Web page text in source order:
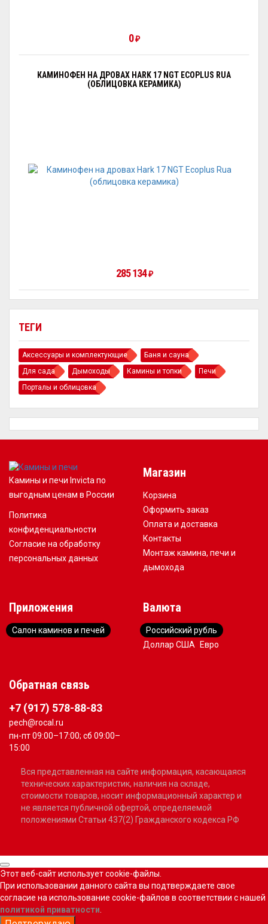
ТЕГИ
Аксессуары и комплектующие
Баня и сауна
Для сада
Дымоходы Камины и топки
Печи
Порталы и облицовка
0₽
КАМИНОФЕН НА ДРОВАХ HARK 17 NGT ECOPLUS RUA
(ОБЛИЦОВКА КЕРАМИКА)
285 134₽
Камины и печи Invicta по
выгодным ценам в России
Политика
конфиденциальности
Согласие на обработку
персональных данных
Магазин
Корзина
Оформить заказ
Оплата и доставка
Контакты
Монтаж камина, печи и
дымохода
Приложения
Салон каминов и печей
Валюта
Российский рубль
Доллар США
Евро
Обратная связь
+7 (917) 578-88-83
pech@rocal.ru
пн-пт 09:00–17:00; сб 09:00–
15:00
Вся представленная на сайте информация, касающаяся
технических характеристик, наличия на складе,
стоимости товаров, носит информационный характер и
не является публичной офертой, определяемой
положениями Статьи 437(2) Гражданского кодекса РФ
Этот веб-сайт использует cookie-файлы.
При использовании данного сайта вы подтверждаете свое
согласие на использование cookie-файлов в соответствии с нашей
политикой приватности